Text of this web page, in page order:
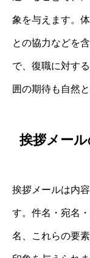
象を与えます。
との協力などを
で、復職に対す
囲の期待も自然
挨拶メー
挨拶メールは内
す。件名・宛名
名、これらの要